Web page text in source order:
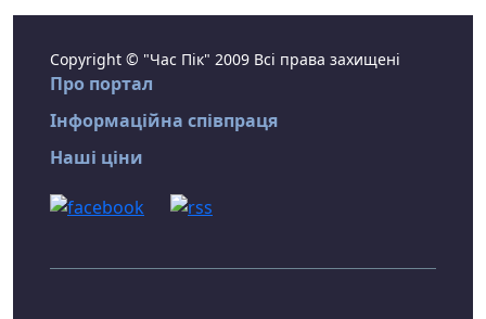
Copyright © "Час Пік" 2009 Всі права захищені
Про портал
Інформаційна співпраця
Наші ціни